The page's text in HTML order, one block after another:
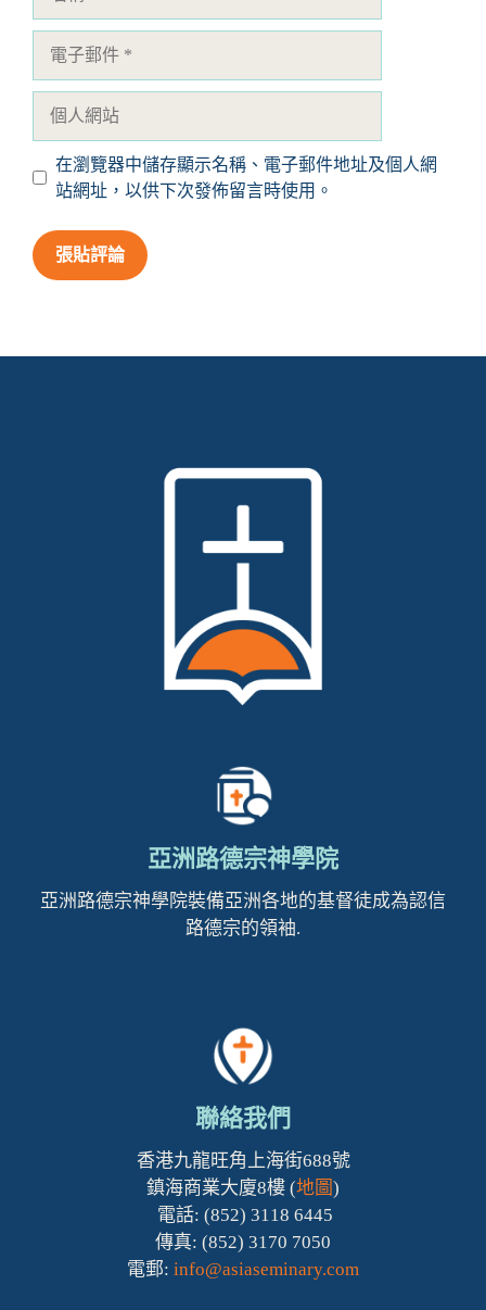
郵
站
在瀏覽器中儲存顯示名稱、電子郵件地址及個人網
站網址，以供下次發佈留言時使用。
亞洲路德宗神學院
亞洲路德宗神學院裝備亞洲各地的基督徒成為認信
路德宗的領袖.
聯絡我們
香港九龍旺角上海街688號
鎮海商業大廈8樓 (地圖)
電話: (852) 3118 6445
傳真: (852) 3170 7050
電郵: info@asiaseminary.com